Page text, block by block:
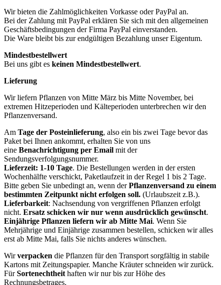
Wir bieten die Zahlmöglichkeiten Vorkasse oder PayPal an.
Bei der Zahlung mit PayPal erklären Sie sich mit den allgemeinen
Geschäftsbedingungen der Firma PayPal einverstanden.
Die Ware bleibt bis zur endgültigen Bezahlung unser Eigentum.
Mindestbestellwert
Bei uns gibt es keinen Mindestbestellwert.
Lieferung
Wir liefern Pflanzen von Mitte März bis Mitte November, bei
extremen Hitzeperioden und Kälteperioden unterbrechen wir den
Pflanzenversand.
Am Tage der Posteinlieferung, also ein bis zwei Tage bevor das
Paket bei Ihnen ankommt, erhalten Sie von uns
eine Benachrichtigung per Email mit der
Sendungsverfolgungsnummer.
Lieferzeit: 1-10 Tage. Die Bestellungen werden in der ersten
Wochenhälfte verschickt, Paketlaufzeit in der Regel 1 bis 2 Tage.
Bitte geben Sie unbedingt an, wenn derPflanzenversand zu einem
bestimmten Zeitpunkt nicht erfolgen soll. (Urlaubszeit z.B.).
Lieferbarkeit: Nachsendung von vergriffenen Pflanzen erfolgt
nicht. Ersatz schicken wir nur wenn ausdrücklich gewünscht.
Einjährige Pflanzen liefern wir ab Mitte Mai. Wenn Sie
Mehrjährige und Einjährige zusammen bestellen, schicken wir alles
erst ab Mitte Mai, falls Sie nichts anderes wünschen.
Wirverpacken die Pflanzen für den Transport sorgfältig in stabile
Kartons mit Zeitungspapier. Manche Kräuter schneiden wir zurück.
FürSortenechtheit haften wir nur bis zur Höhe des
Rechnungsbetrages.